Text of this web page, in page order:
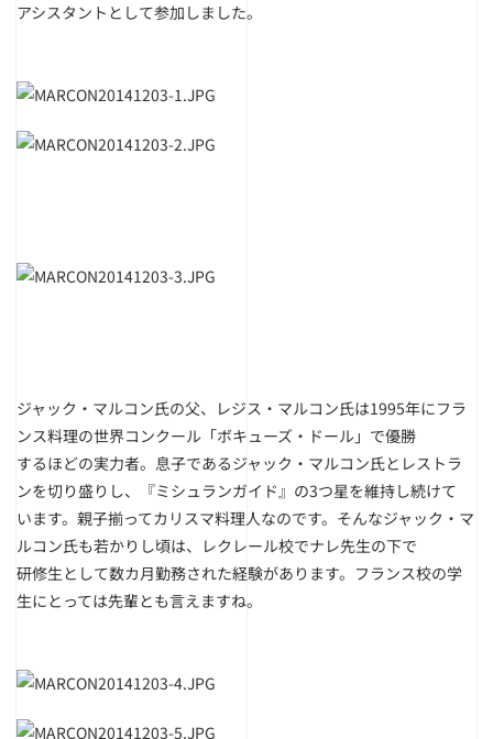
アシスタントとして参加しました。
ジャック・マルコン氏の父、レジス・マルコン氏は1995年にフラ
ンス料理の世界コンクール「ボキューズ・ドール」で優勝
するほどの実力者。息子であるジャック・マルコン氏とレストラ
ンを切り盛りし、『ミシュランガイド』の3つ星を維持し続けて
います。親子揃ってカリスマ料理人なのです。そんなジャック・マ
ルコン氏も若かりし頃は、レクレール校でナレ先生の下で
研修生として数カ月勤務された経験があります。フランス校の学
生にとっては先輩とも言えますね。